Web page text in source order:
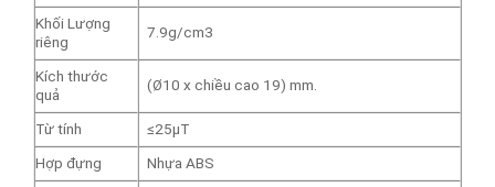
Khối Lượng
riêng
7.9g/cm3
Kích thước
quả
(Ø10 x chiều cao 19) mm.
Từ tính
≤25μT
Hợp đựng
Nhựa ABS